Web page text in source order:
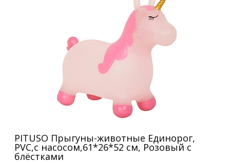
PITUSO Прыгуны-животные Единорог,
PVC,с насосом,61*26*52 см, Розовый с
блёстками